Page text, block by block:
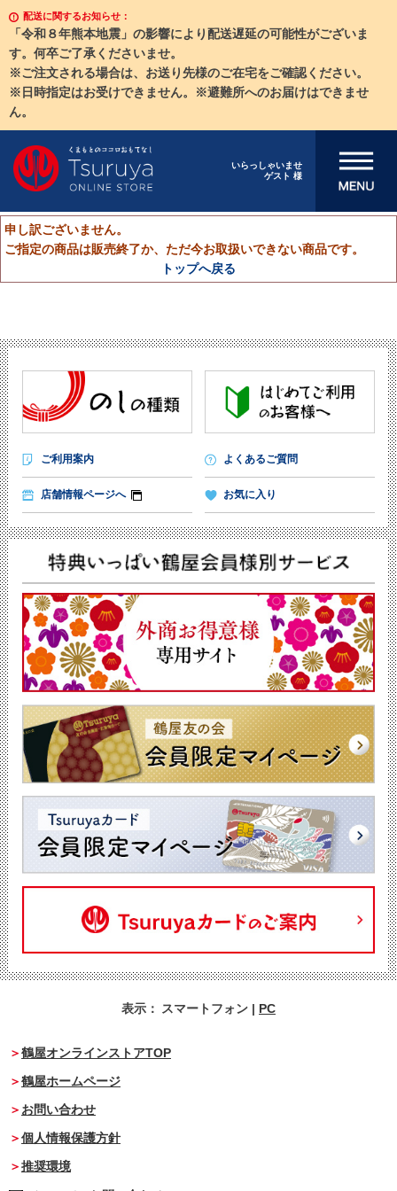
配送に関するお知らせ：
「令和８年熊本地震」の影響により配送遅延の可能性がございま
す。何卒ご了承くださいませ。
※ご注文される場合は、お送り先様のご在宅をご確認ください。
※日時指定はお受けできません。※避難所へのお届けはできませ
ん。
いらっしゃいませ
ゲスト 様
メニューを開
申し訳ございません。
ご指定の商品は販売終了か、ただ今お取扱いできない商品です。
トップへ戻る
ご利用案内 よくあるご質問
店舗情報ページへ お気に入り
表示： スマートフォン | PC
鶴屋オンラインストアTOP
鶴屋ホームページ
お問い合わせ
個人情報保護方針
推奨環境